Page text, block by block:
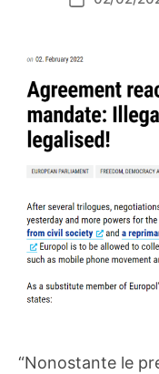
“Nonostante le